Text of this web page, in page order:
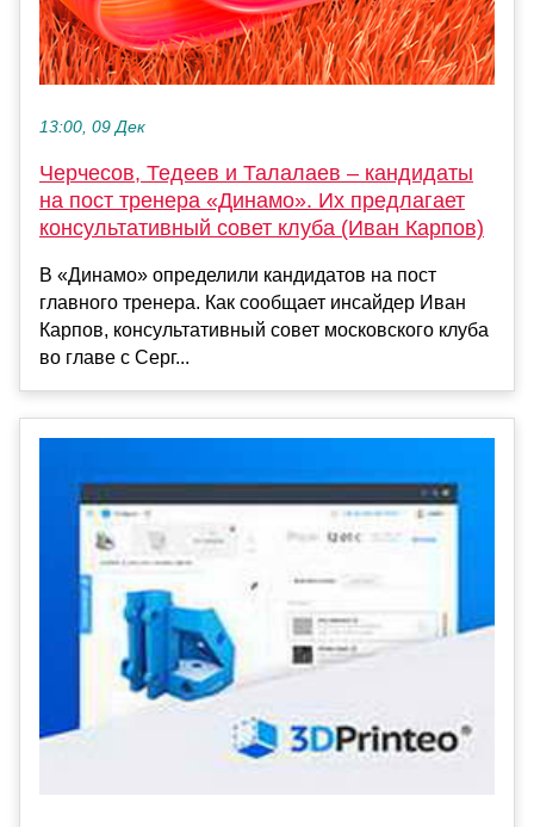
13:00, 09 Дек
Черчесов, Тедеев и Талалаев – кандидаты
на пост тренера «Динамо». Их предлагает
консультативный совет клуба (Иван Карпов)
В «Динамо» определили кандидатов на пост
главного тренера. Как сообщает инсайдер Иван
Карпов, консультативный совет московского клуба
во главе с Серг...